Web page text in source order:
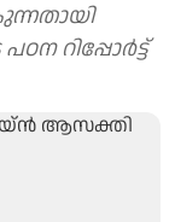
റിപ്പോർട്ട്